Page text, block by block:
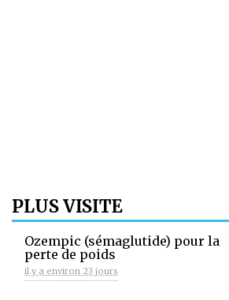
PLUS VISITE
Ozempic (sémaglutide) pour la
perte de poids
il y a environ 23 jours